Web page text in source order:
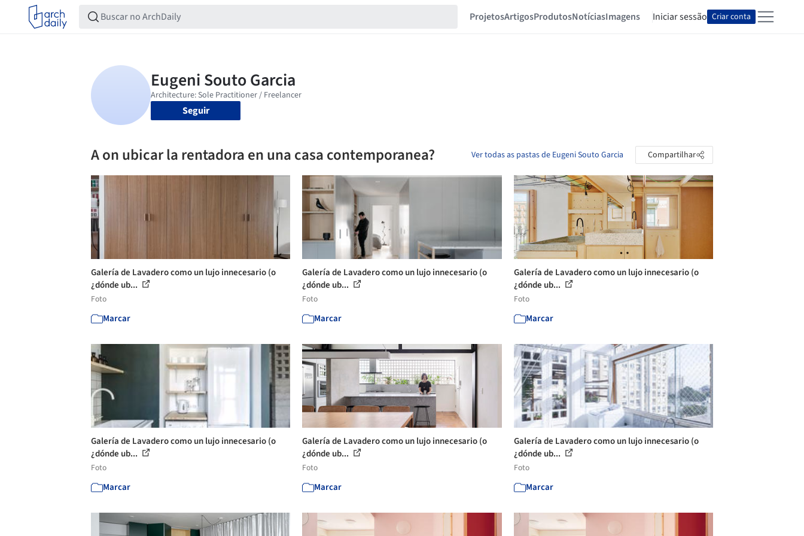
ProjetosArtigosProdutosNotíciasImagens Iniciar sessão Criar conta
Seguir
A on ubicar la rentadora en una casa contemporanea? Ver todas as pastas de Eugeni Souto Garcia Compartilhar
Galería de Lavadero como un lujo innecesario (o
¿dónde ub...
Foto
Marcar
Galería de Lavadero como un lujo innecesario (o
¿dónde ub...
Foto
Marcar
Galería de Lavadero como un lujo innecesario (o
¿dónde ub...
Foto
Marcar
Galería de Lavadero como un lujo innecesario (o
¿dónde ub...
Foto
Marcar
Galería de Lavadero como un lujo innecesario (o
¿dónde ub...
Foto
Marcar
Galería de Lavadero como un lujo innecesario (o
¿dónde ub...
Foto
Marcar